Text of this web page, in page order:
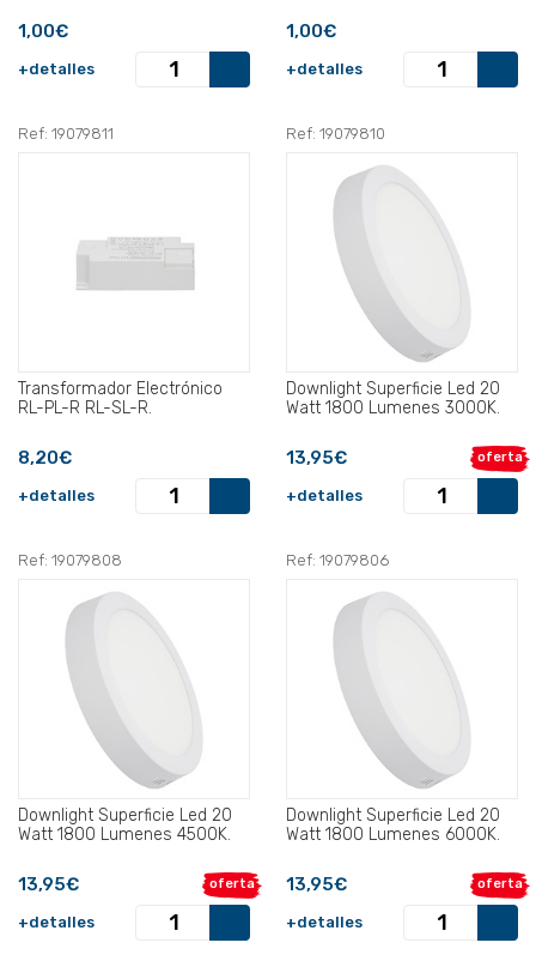
1,00€
+detalles
1,00€
+detalles
Ref: 19079811
Transformador Electrónico
RL-PL-R RL-SL-R.
8,20€
+detalles
Ref: 19079810
Downlight Superficie Led 20
Watt 1800 Lumenes 3000K.
oferta
13,95€
+detalles
Ref: 19079808
Downlight Superficie Led 20
Watt 1800 Lumenes 4500K.
oferta
13,95€
+detalles
Ref: 19079806
Downlight Superficie Led 20
Watt 1800 Lumenes 6000K.
oferta
13,95€
+detalles